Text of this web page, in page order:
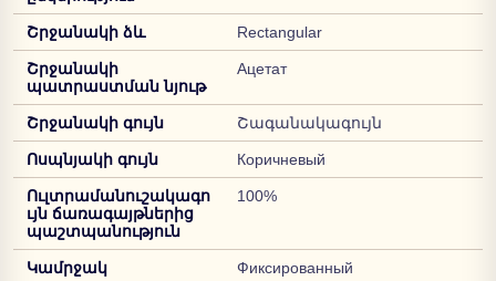
Շրջանակի ձև Rectangular
Շրջանակի
պատրաստման նյութ
Ацетат
Շրջանակի գույն Շագանակագույն
Ոսպնյակի գույն Коричневый
Ուլտրամանուշակագո
ւյն ճառագայթներից
պաշտպանություն
100%
Կամրջակ Фиксированный